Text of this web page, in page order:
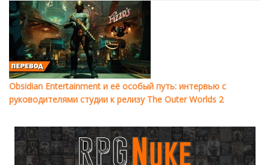
Obsidian Entertainment и её особый путь: интервью с
руководителями студии к релизу The Outer Worlds 2